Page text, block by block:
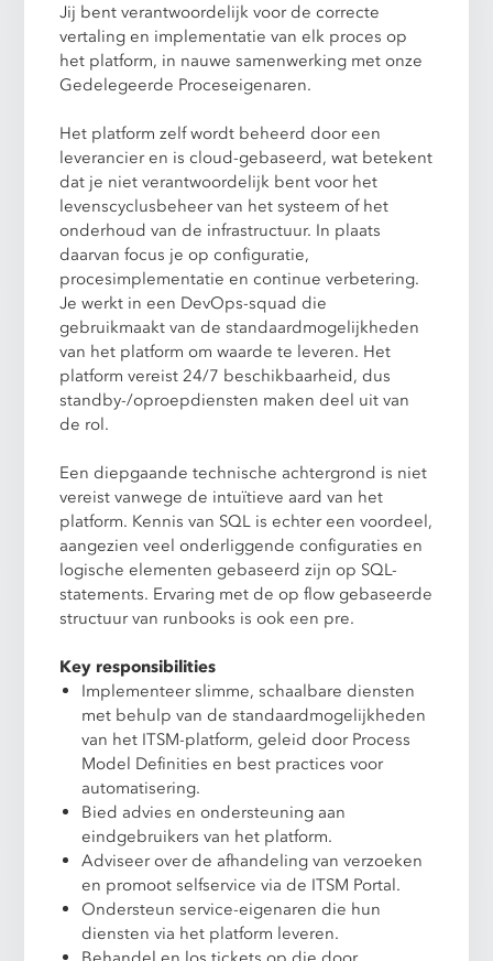
Jij bent verantwoordelijk voor de correcte
vertaling en implementatie van elk proces op
het platform, in nauwe samenwerking met onze
Gedelegeerde Proceseigenaren.
Het platform zelf wordt beheerd door een
leverancier en is cloud-gebaseerd, wat betekent
dat je niet verantwoordelijk bent voor het
levenscyclusbeheer van het systeem of het
onderhoud van de infrastructuur. In plaats
daarvan focus je op configuratie,
procesimplementatie en continue verbetering.
Je werkt in een DevOps-squad die
gebruikmaakt van de standaardmogelijkheden
van het platform om waarde te leveren. Het
platform vereist 24/7 beschikbaarheid, dus
standby-/oproepdiensten maken deel uit van
de rol.
Een diepgaande technische achtergrond is niet
vereist vanwege de intuïtieve aard van het
platform. Kennis van SQL is echter een voordeel,
aangezien veel onderliggende configuraties en
logische elementen gebaseerd zijn op SQL-
statements. Ervaring met de op flow gebaseerde
structuur van runbooks is ook een pre.
Key responsibilities
Implementeer slimme, schaalbare diensten
met behulp van de standaardmogelijkheden
van het ITSM-platform, geleid door Process
Model Definities en best practices voor
automatisering.
Bied advies en ondersteuning aan
eindgebruikers van het platform.
Adviseer over de afhandeling van verzoeken
en promoot selfservice via de ITSM Portal.
Ondersteun service-eigenaren die hun
diensten via het platform leveren.